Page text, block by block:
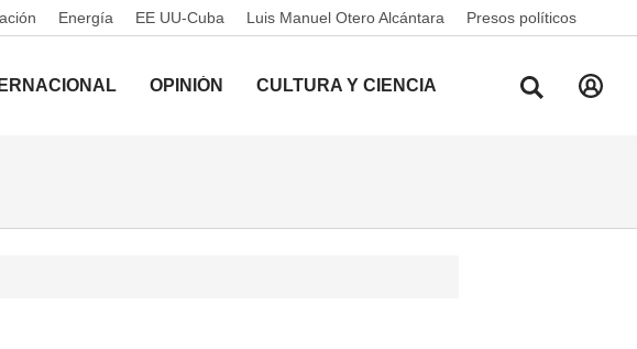
Energía EE UU-Cuba Luis Manuel Otero Alcántara Presos políticos
OPINIÓN CULTURA Y CIENCIA